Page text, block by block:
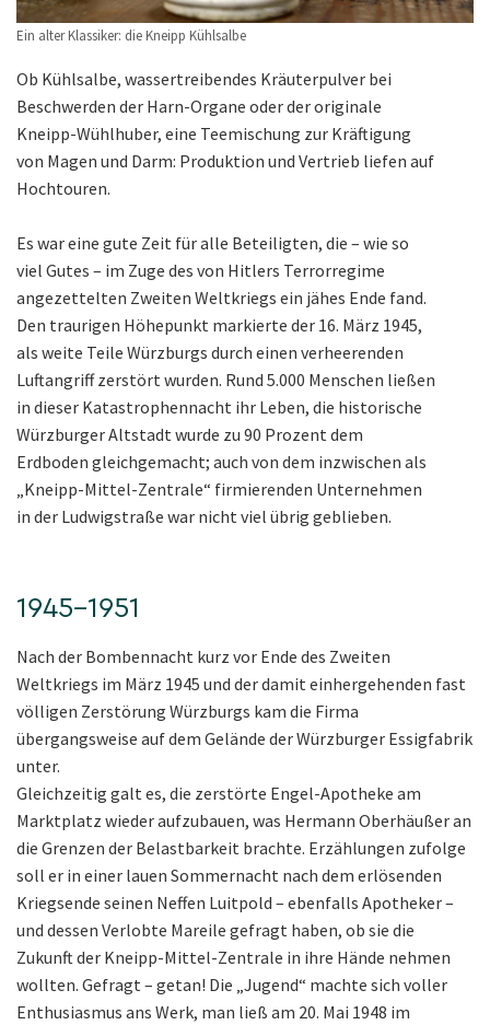
Ein alter Klassiker: die Kneipp Kühlsalbe
Ob Kühlsalbe, wassertreibendes Kräuterpulver bei
Beschwerden der Harn-Organe oder der originale
Kneipp-Wühlhuber, eine Teemischung zur Kräftigung
von Magen und Darm: Produktion und Vertrieb liefen auf
Hochtouren.
Es war eine gute Zeit für alle Beteiligten, die – wie so
viel Gutes – im Zuge des von Hitlers Terrorregime
angezettelten Zweiten Weltkriegs ein jähes Ende fand.
Den traurigen Höhepunkt markierte der 16. März 1945,
als weite Teile Würzburgs durch einen verheerenden
Luftangriff zerstört wurden. Rund 5.000 Menschen ließen
in dieser Katastrophennacht ihr Leben, die historische
Würzburger Altstadt wurde zu 90 Prozent dem
Erdboden gleichgemacht; auch von dem inzwischen als
„Kneipp-Mittel-Zentrale“ firmierenden Unternehmen
in der Ludwigstraße war nicht viel übrig geblieben.
1945–1951
Nach der Bombennacht kurz vor Ende des Zweiten
Weltkriegs im März 1945 und der damit einhergehenden fast
völligen Zerstörung Würzburgs kam die Firma
übergangsweise auf dem Gelände der Würzburger Essigfabrik
unter.
Gleichzeitig galt es, die zerstörte Engel-Apotheke am
Marktplatz wieder aufzubauen, was Hermann Oberhäußer an
die Grenzen der Belastbarkeit brachte. Erzählungen zufolge
soll er in einer lauen Sommernacht nach dem erlösenden
Kriegsende seinen Neffen Luitpold – ebenfalls Apotheker –
und dessen Verlobte Mareile gefragt haben, ob sie die
Zukunft der Kneipp-Mittel-Zentrale in ihre Hände nehmen
wollten. Gefragt – getan! Die „Jugend“ machte sich voller
Enthusiasmus ans Werk, man ließ am 20. Mai 1948 im